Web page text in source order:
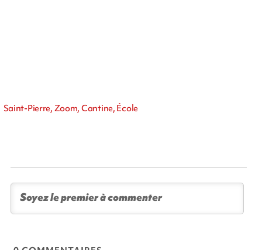
Saint-Pierre, Zoom, Cantine, École